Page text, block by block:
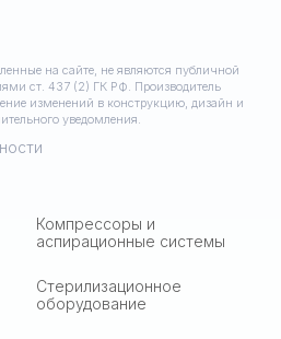
на сайте, не являются публичной
ст. 437 (2) ГК РФ. Производитель
изменений в конструкцию, дизайн и
уведомления.
Компрессоры и
аспирационные системы
Стерилизационное
оборудование